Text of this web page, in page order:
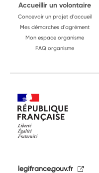
Accueillir un volontaire
Concevoir un projet d'accueil
Mes démarches d'agrément
Mon espace organisme
FAQ organisme
legifrance.gouv.fr